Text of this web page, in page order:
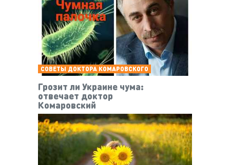
СОВЕТЫ ДОКТОРА КОМАРОВСКОГО
Грозит ли Украине чума:
отвечает доктор
Комаровский